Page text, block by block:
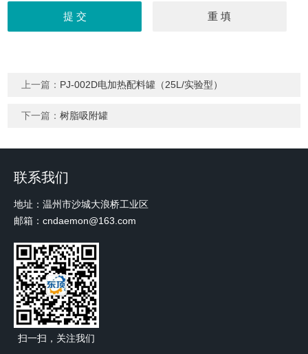
上一篇： PJ-002D电加热配料罐（25L/实验型）
下一篇：树脂吸附罐
联系我们
地址：温州市沙城大浪桥工业区
邮箱：cndaemon@163.com
扫一扫，关注我们